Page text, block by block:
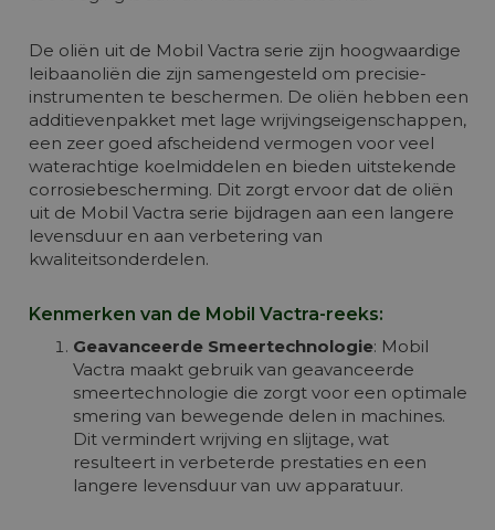
De oliën uit de Mobil Vactra serie zijn hoogwaardige
leibaanoliën die zijn samengesteld om precisie-
instrumenten te beschermen. De oliën hebben een
additievenpakket met lage wrijvingseigenschappen,
een zeer goed afscheidend vermogen voor veel
waterachtige koelmiddelen en bieden uitstekende
corrosiebescherming. Dit zorgt ervoor dat de oliën
uit de Mobil Vactra serie bijdragen aan een langere
levensduur en aan verbetering van
kwaliteitsonderdelen.
Kenmerken van de Mobil Vactra-reeks:
Geavanceerde Smeertechnologie: Mobil
Vactra maakt gebruik van geavanceerde
smeertechnologie die zorgt voor een optimale
smering van bewegende delen in machines.
Dit vermindert wrijving en slijtage, wat
resulteert in verbeterde prestaties en een
langere levensduur van uw apparatuur.